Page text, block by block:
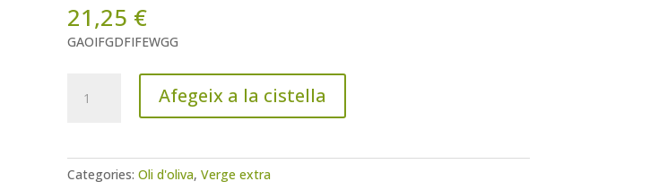
21,25 €
GAOIFGDFIFEWGG
Afegeix a la cistella
Categories: Oli d'oliva, Verge extra